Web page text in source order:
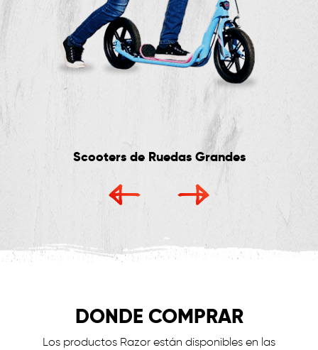
Scooters de Ruedas Grandes
DONDE COMPRAR
Los productos Razor están disponibles en las